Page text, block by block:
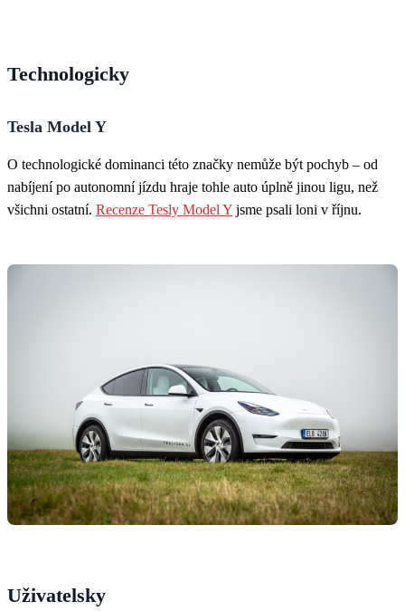
Technologicky
Tesla Model Y
O technologické dominanci této značky nemůže být pochyb – od
nabíjení po autonomní jízdu hraje tohle auto úplně jinou ligu, než
všichni ostatní. Recenze Tesly Model Y jsme psali loni v říjnu.
Uživatelsky